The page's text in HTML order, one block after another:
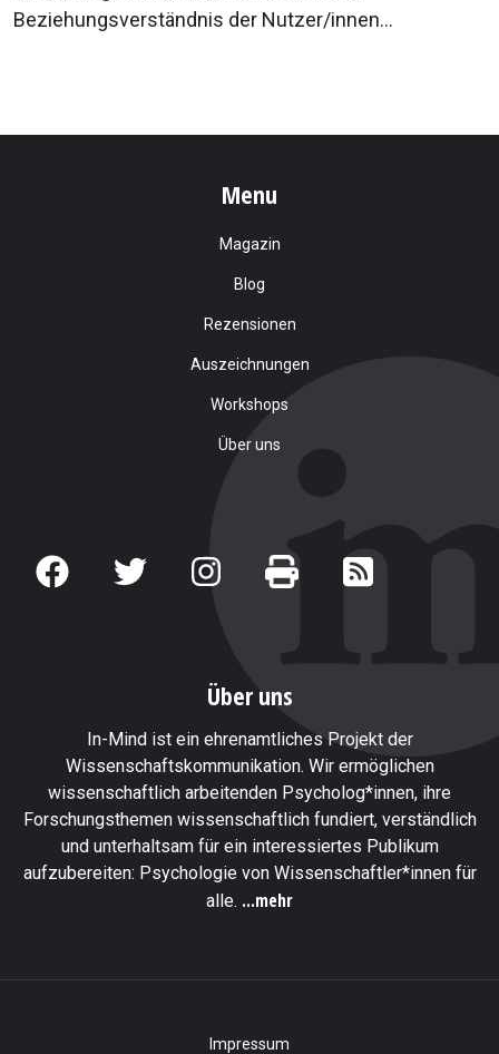
Beziehungsverständnis der Nutzer/innen...
Menu
Magazin
Blog
Rezensionen
Auszeichnungen
Workshops
Über uns
Über uns
In-Mind ist ein ehrenamtliches Projekt der
Wissenschaftskommunikation. Wir ermöglichen
wissenschaftlich arbeitenden Psycholog*innen, ihre
Forschungsthemen wissenschaftlich fundiert, verständlich
und unterhaltsam für ein interessiertes Publikum
aufzubereiten: Psychologie von Wissenschaftler*innen für
alle. ...mehr
Impressum